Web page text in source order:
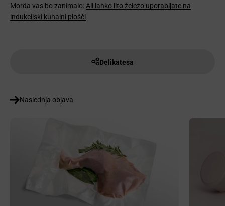
Morda vas bo zanimalo:Ali lahko lito železo uporabljate na
indukcijski kuhalni plošči
Delikatesa
Naslednja objava